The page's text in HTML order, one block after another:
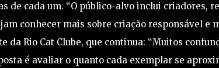
de cada um. “O público-alvo inclui criadores,
conhecer mais sobre criação responsável e
da Rio Cat Clube, que continua: “Muitos
é avaliar o quanto cada exemplar se